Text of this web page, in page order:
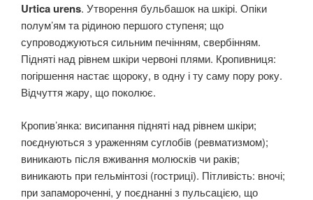
Urtica urens. Утворення бульбашок на шкірі. Опіки
полум’ям та рідиною першого ступеня; що
супроводжуються сильним печінням, свербінням.
Підняті над рівнем шкіри червоні плями. Кропивниця:
погіршення настає щороку, в одну і ту саму пору року.
Відчуття жару, що поколює.
Кропив’янка: висипання підняті над рівнем шкіри;
поєднуються з ураженням суглобів (ревматизмом);
виникають після вживання молюсків чи раків;
виникають при гельмінтозі (гостриці). Пітливість: вночі;
при запамороченні, у поєднанні з пульсацією, що